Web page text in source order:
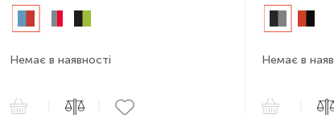
Немає в наявності Немає в